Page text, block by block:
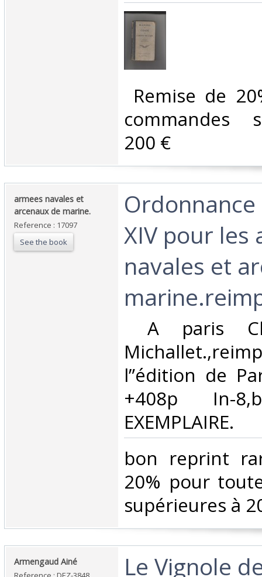
Remise de
commandes
200 €‎
‎armees navales et
arcenaux de marine.‎
Reference : 17097
See the book
XIV pour les
navales et
A paris
l”édition de
+408p In-
EXEMPLAIRE.‎
‎bon reprint
20% pour
supérieures à
‎Armengaud Ainé‎ ‎Le Vignole